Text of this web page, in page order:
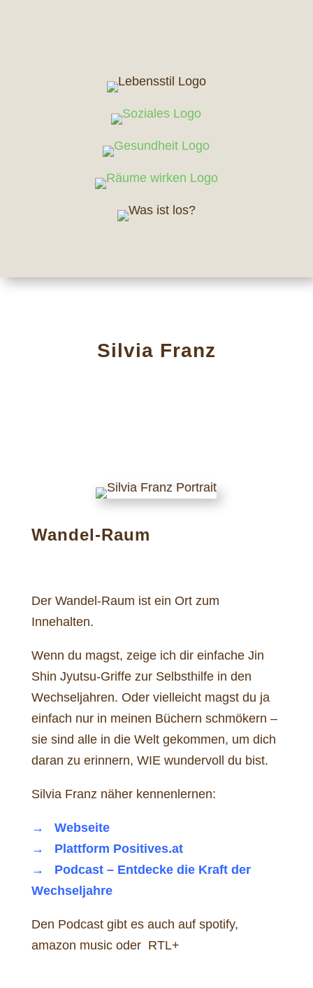
Silvia Franz
Wandel-Raum
Der Wandel-Raum ist ein Ort zum
Innehalten.
Wenn du magst, zeige ich dir einfache Jin
Shin Jyutsu-Griffe zur Selbsthilfe in den
Wechseljahren. Oder vielleicht magst du ja
einfach nur in meinen Büchern schmökern –
sie sind alle in die Welt gekommen, um dich
daran zu erinnern, WIE wundervoll du bist.
Silvia Franz näher kennenlernen:
→ Webseite
→ Plattform Positives.at
→ Podcast – Entdecke die Kraft der
Wechseljahre
Den Podcast gibt es auch auf spotify,
amazon music oder RTL+